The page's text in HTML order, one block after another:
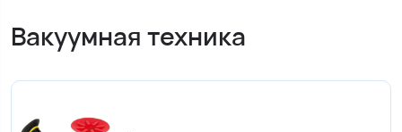
Вакуумная техника